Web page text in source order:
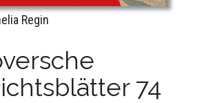
Regin
74